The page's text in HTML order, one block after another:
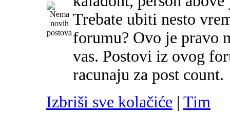
Trebate ubiti nesto
forumu? Ovo je pravo
vas. Postovi iz ovog
racunaju za post count.
Izbriši sve kolačiće | Tim